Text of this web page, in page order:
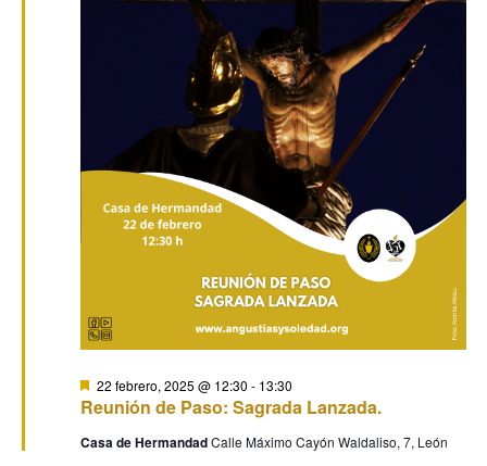
y
vistas
Reunión de Paso: Sagrada Lanzada.
Destacado
22 febrero, 2025 @ 12:30 - 13:30
Casa de HermandadCalle Máximo Cayón Waldaliso, 7, León